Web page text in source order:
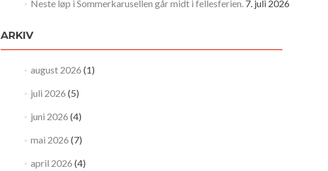
Neste løp i Sommerkarusellen går midt i fellesferien. 7. juli 2026
ARKIV
august 2026 (1)
juli 2026 (5)
juni 2026 (4)
mai 2026 (7)
april 2026 (4)